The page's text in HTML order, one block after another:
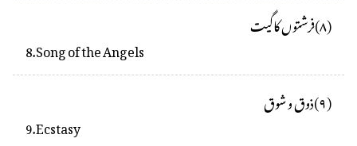
(۸)فرشتوں کاگیت
8.Song of the Angels
(۹)ذوق و شوق
9.Ecstasy